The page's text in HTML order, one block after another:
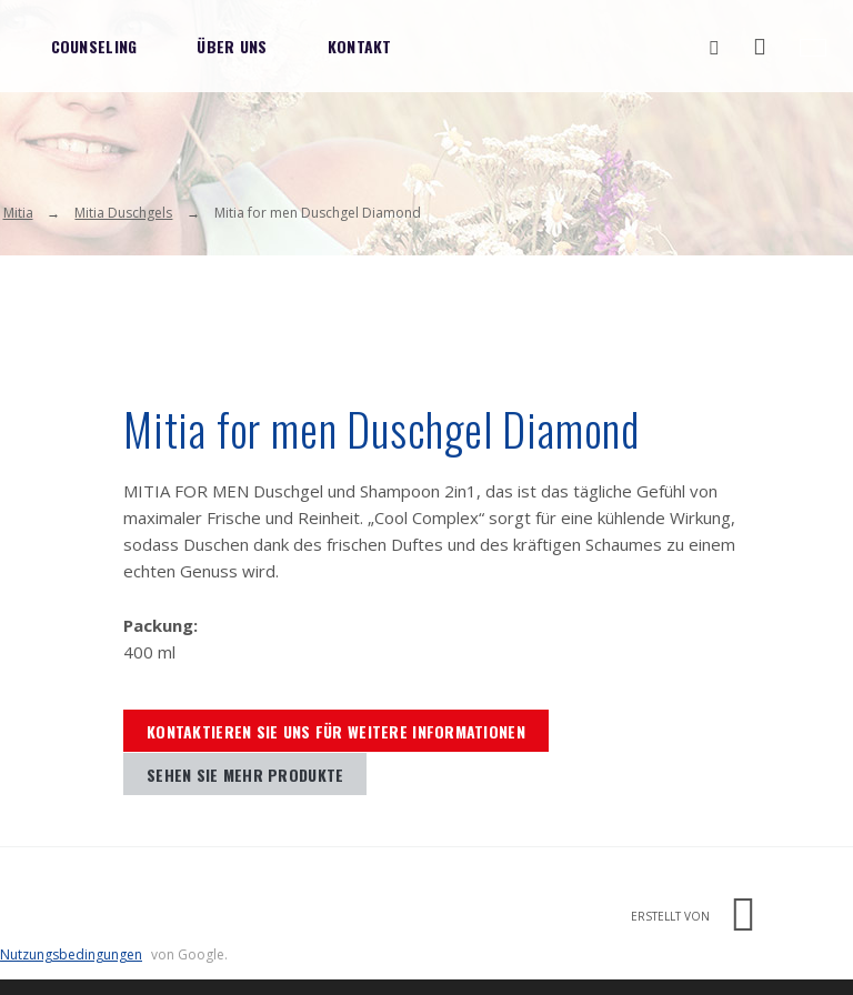
COUNSELING ÜBER UNS KONTAKT Vyhledávání
Mitia Mitia Duschgels Mitia for men Duschgel Diamond
Mitia for men Duschgel Diamond
MITIA FOR MEN Duschgel und Shampoon 2in1, das ist das tägliche Gefühl von
maximaler Frische und Reinheit. „Cool Complex“ sorgt für eine kühlende Wirkung,
sodass Duschen dank des frischen Duftes und des kräftigen Schaumes zu einem
echten Genuss wird.
Packung:
400 ml
KONTAKTIEREN SIE UNS FÜR WEITERE INFORMATIONEN
SEHEN SIE MEHR PRODUKTE
ERSTELLT VON
Nutzungsbedingungen von Google.